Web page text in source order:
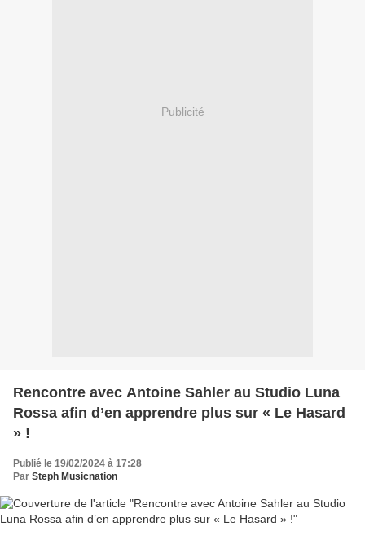
Publicité
Rencontre avec Antoine Sahler au Studio Luna
Rossa afin d’en apprendre plus sur « Le Hasard
» !
Publié le 19/02/2024 à 17:28
Par Steph Musicnation